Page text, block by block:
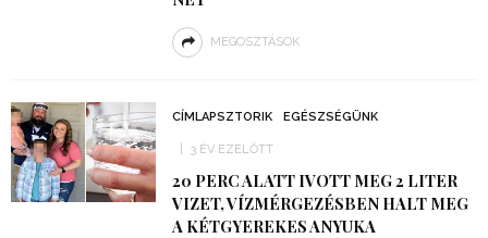
MEGOSZTÁSOK
CÍMLAPSZTORIK EGÉSZSÉGÜNK
3 ÉV EZELŐTT
20 PERC ALATT IVOTT MEG 2 LITER
VIZET, VÍZMÉRGEZÉSBEN HALT MEG
A KÉTGYEREKES ANYUKA